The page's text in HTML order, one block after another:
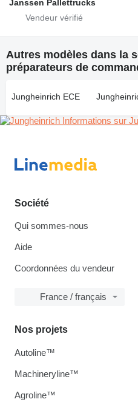
Janssen Pallettrucks
Autres modèles dans la
préparateurs de
Jungheinrich ECE
Informations sur
Société
Qui sommes-nous
Aide
Coordonnées du vendeur
France / français
Nos projets
Autoline™
Machineryline™
Agroline™